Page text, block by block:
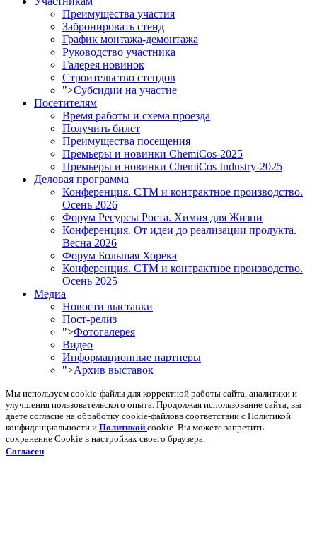
Преимущества участия
Забронировать стенд
График монтажа-демонтажа
Руководство участника
Галерея новинок
Строительство стендов
">Субсидии на участие
Посетителям
Время работы и схема проезда
Получить билет
Преимущества посещения
Премьеры и новинки ChemiCos-2025
Премьеры и новинки ChemiCos Industry-2025
Деловая программа
Конференция. СТМ и контрактное производство.
Осень 2026
Форум Ресурсы Роста. Химия для Жизни
Конференция. От идеи до реализации продукта.
Весна 2026
Форум Большая Хорека
Конференция. СТМ и контрактное производство.
Осень 2025
Медиа
Новости выставки
Пост-релиз
">Фотогалерея
Видео
Информационные партнеры
">Архив выставок
Мы используем cookie-файлы для корректной работы сайта, аналитики и
улучшения пользовательского опыта. Продолжая использование сайта, вы
даете согласие на обработку cookie-файловв соответствии с Политикой
конфиденциальности и Политикой cookie. Вы можете запретить
сохранение Cookie в настройках своего браузера.
Согласен